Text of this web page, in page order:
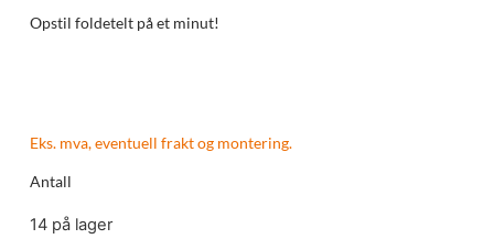
Opstil foldetelt på et minut!
Eks. mva, eventuell frakt og montering.
Antall
14 på lager